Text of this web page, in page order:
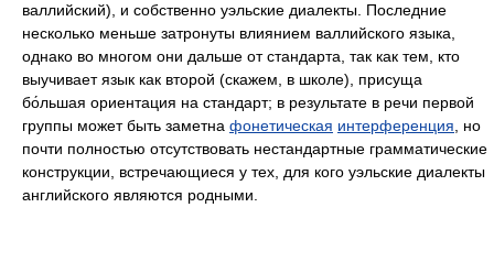
валлийский), и собственно уэльские диалекты. Последние
несколько меньше затронуты влиянием валлийского языка,
однако во многом они дальше от стандарта, так как тем, кто
выучивает язык как второй (скажем, в школе), присуща
бо́льшая ориентация на стандарт; в результате в речи первой
группы может быть заметна фонетическая интерференция , но
почти полностью отсутствовать нестандартные грамматические
конструкции, встречающиеся у тех, для кого уэльские диалекты
английского являются родными.